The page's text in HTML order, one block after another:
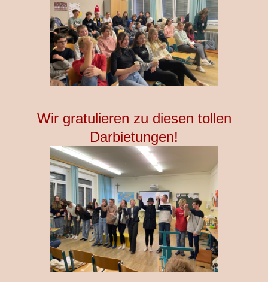
Wir gratulieren zu diesen tollen
Darbietungen!